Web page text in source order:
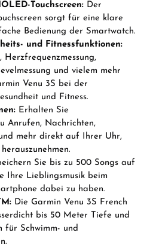
Touchscreen: Der
sorgt für eine klare
Bedienung der Smartwatch.
und Fitnessfunktionen:
und vielem mehr
Venu 3S bei der
und Fitness.
Erhalten Sie
Anrufen, Nachrichten,
mehr direkt auf Ihrer Uhr,
Sie bis zu 500 Songs auf
Ihre Lieblingsmusik beim
dabei zu haben.
Die Garmin Venu 3S French
bis 50 Meter Tiefe und
für Schwimm- und